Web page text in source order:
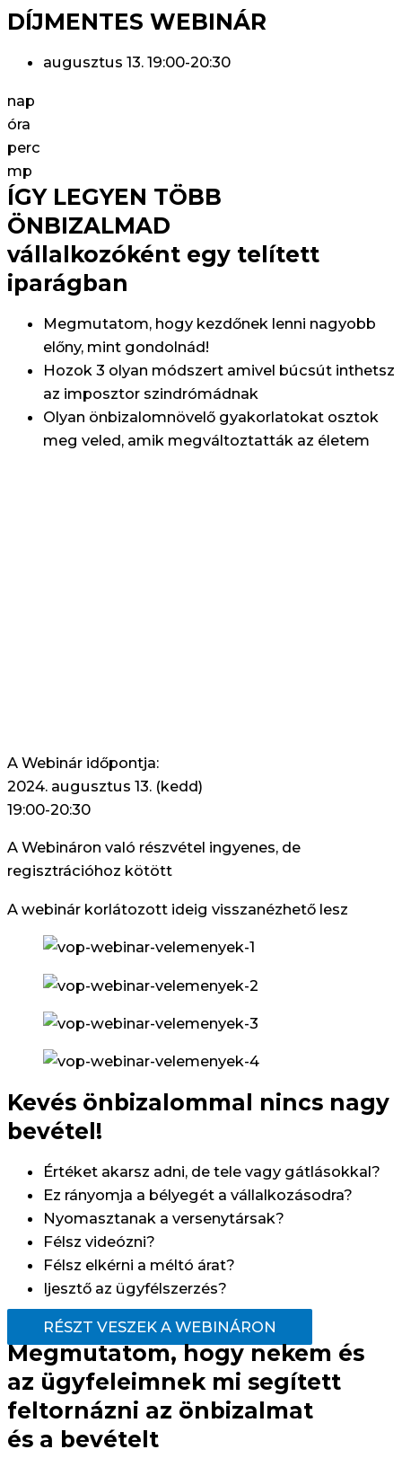
DÍJMENTES WEBINÁR
augusztus 13. 19:00-20:30
nap
óra
perc
mp
ÍGY LEGYEN TÖBB
ÖNBIZALMAD
vállalkozóként egy telített
iparágban
Megmutatom, hogy kezdőnek lenni nagyobb
előny, mint gondolnád!
Hozok 3 olyan módszert amivel búcsút inthetsz
az imposztor szindrómádnak
Olyan önbizalomnövelő gyakorlatokat osztok
meg veled, amik megváltoztatták az életem
A Webinár időpontja:
2024. augusztus 13. (kedd)
19:00-20:30
A Webináron való részvétel ingyenes, de
regisztrációhoz kötött
A webinár korlátozott ideig visszanézhető lesz
Kevés önbizalommal nincs nagy
bevétel!
Értéket akarsz adni, de tele vagy gátlásokkal?
Ez rányomja a bélyegét a vállalkozásodra?
Nyomasztanak a versenytársak?
Félsz videózni?
Félsz elkérni a méltó árat?
Ijesztő az ügyfélszerzés?
RÉSZT VESZEK A WEBINÁRON
Megmutatom, hogy nekem és
az ügyfeleimnek mi segített
feltornázni az önbizalmat
és a bevételt